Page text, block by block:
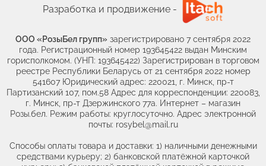
Разработка и продвижение -
ООО «РозыБел групп» зарегистрировано 7 сентября 2022
года. Регистрационный номер 193645422 выдан Минским
горисполкомом. (УНП: 193645422) Зарегистрирован в торговом
реестре Республики Беларусь от 21 сентября 2022 номер
541607 Юридический адрес: 220021, г. Минск, пр-т
Партизанский 107, пом.58 Адрес для корреспонденции: 220083,
г. Минск, пр-т Дзержинского 77а. Интернет – магазин
Розы.бел. Режим работы: круглосуточно. Адрес электронной
почты: rosybel@mail.ru
Способы оплаты товара и доставки: 1) наличными денежными
средствами курьеру; 2) банковской платёжной карточкой